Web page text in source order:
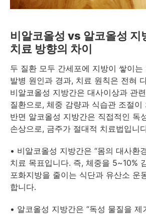
비알코올성 vs 알코올성 지
치료 방향의 차이
두 질환 모두 간세포에 지방이 쌓이는
발병 원인과 경과, 치료 원칙은 전혀
비알코올성 지방간은 대사이상과 관
질환으로, 체중 감량과 식습관 조절이
반면 알코올성 지방간은 직접적인 독
손상으로, 금주가 절대적 치료법입니
• 비알코올성 지방간은 “몸의 대사환
치료 목표입니다. 즉, 체중을 5~10%
포화지방을 줄이는 식단과 유산소 운
합니다.
• 알코올성 지방간은 “독성 물질을 제